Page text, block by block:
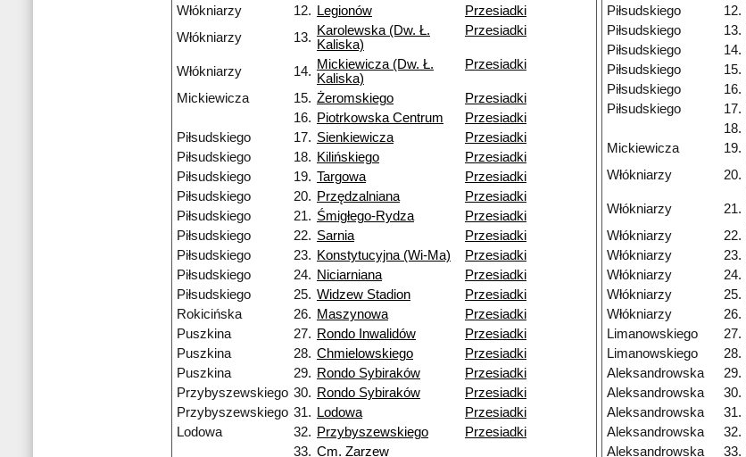
Włókniarzy
12. Legionów
Przesiadki
Włókniarzy
13. Karolewska (Dw. Ł.
Kaliska)
Przesiadki
Włókniarzy 14. Mickiewicza (Dw. Ł.
Kaliska)
Przesiadki
Mickiewicza 15. Żeromskiego
Przesiadki
16. Piotrkowska Centrum
Przesiadki
Piłsudskiego
17. Sienkiewicza
Przesiadki
Piłsudskiego
18. Kilińskiego
Przesiadki
Piłsudskiego
19. Targowa
Przesiadki
Piłsudskiego
20. Przędzalniana
Przesiadki
Piłsudskiego
21. Śmigłego-Rydza
Przesiadki
Piłsudskiego
22. Sarnia
Przesiadki
Piłsudskiego
23. Konstytucyjna (Wi-Ma)
Przesiadki
Piłsudskiego
24. Niciarniana
Przesiadki
Piłsudskiego
25. Widzew Stadion
Przesiadki
Rokicińska
26. Maszynowa
Przesiadki
Puszkina
27. Rondo Inwalidów
Przesiadki
Puszkina
28. Chmielowskiego
Przesiadki
Puszkina
29. Rondo Sybiraków
Przesiadki
Przybyszewskiego 30. Rondo Sybiraków
Przesiadki
Przybyszewskiego 31. Lodowa
Przesiadki
Lodowa
32. Przybyszewskiego
Przesiadki
33. Cm. Zarzew
Piłsudskiego
12.
Piłsudskiego
13.
Piłsudskiego
14.
Piłsudskiego
15.
Piłsudskiego
16.
Piłsudskiego
17.
18.
Mickiewicza
19.
Włókniarzy
20.
Włókniarzy 21.
Włókniarzy 22.
Włókniarzy
23.
Włókniarzy
24.
Włókniarzy
25.
Włókniarzy
26.
Limanowskiego
27.
Limanowskiego
28.
Aleksandrowska
29.
Aleksandrowska
30.
Aleksandrowska
31.
Aleksandrowska
32.
Aleksandrowska
33.